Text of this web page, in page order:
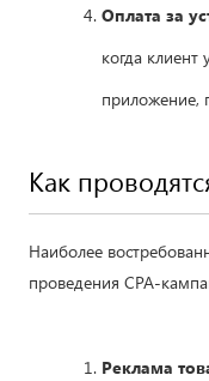
Оплата за
когда клиент
приложение,
Как
Наиболее
проведения СРА-
Реклама